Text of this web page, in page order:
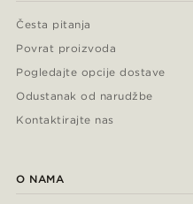
Česta pitanja
Povrat proizvoda
Pogledajte opcije dostave
Odustanak od narudžbe
Kontaktirajte nas
O NAMA